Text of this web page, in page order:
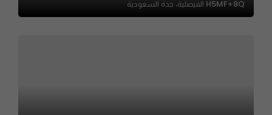
H5MF+8Q الفيصلية، جدة السعودية